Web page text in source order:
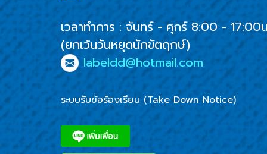
เวลาทำการ : จันทร์ - ศุกร์ 8:00 - 17:00
(ยกเว้นวันหยุดนักขัตฤกษ์)
labeldd@hotmail.com
ระบบรับข้อร้องเรียน (Take Down Notice)